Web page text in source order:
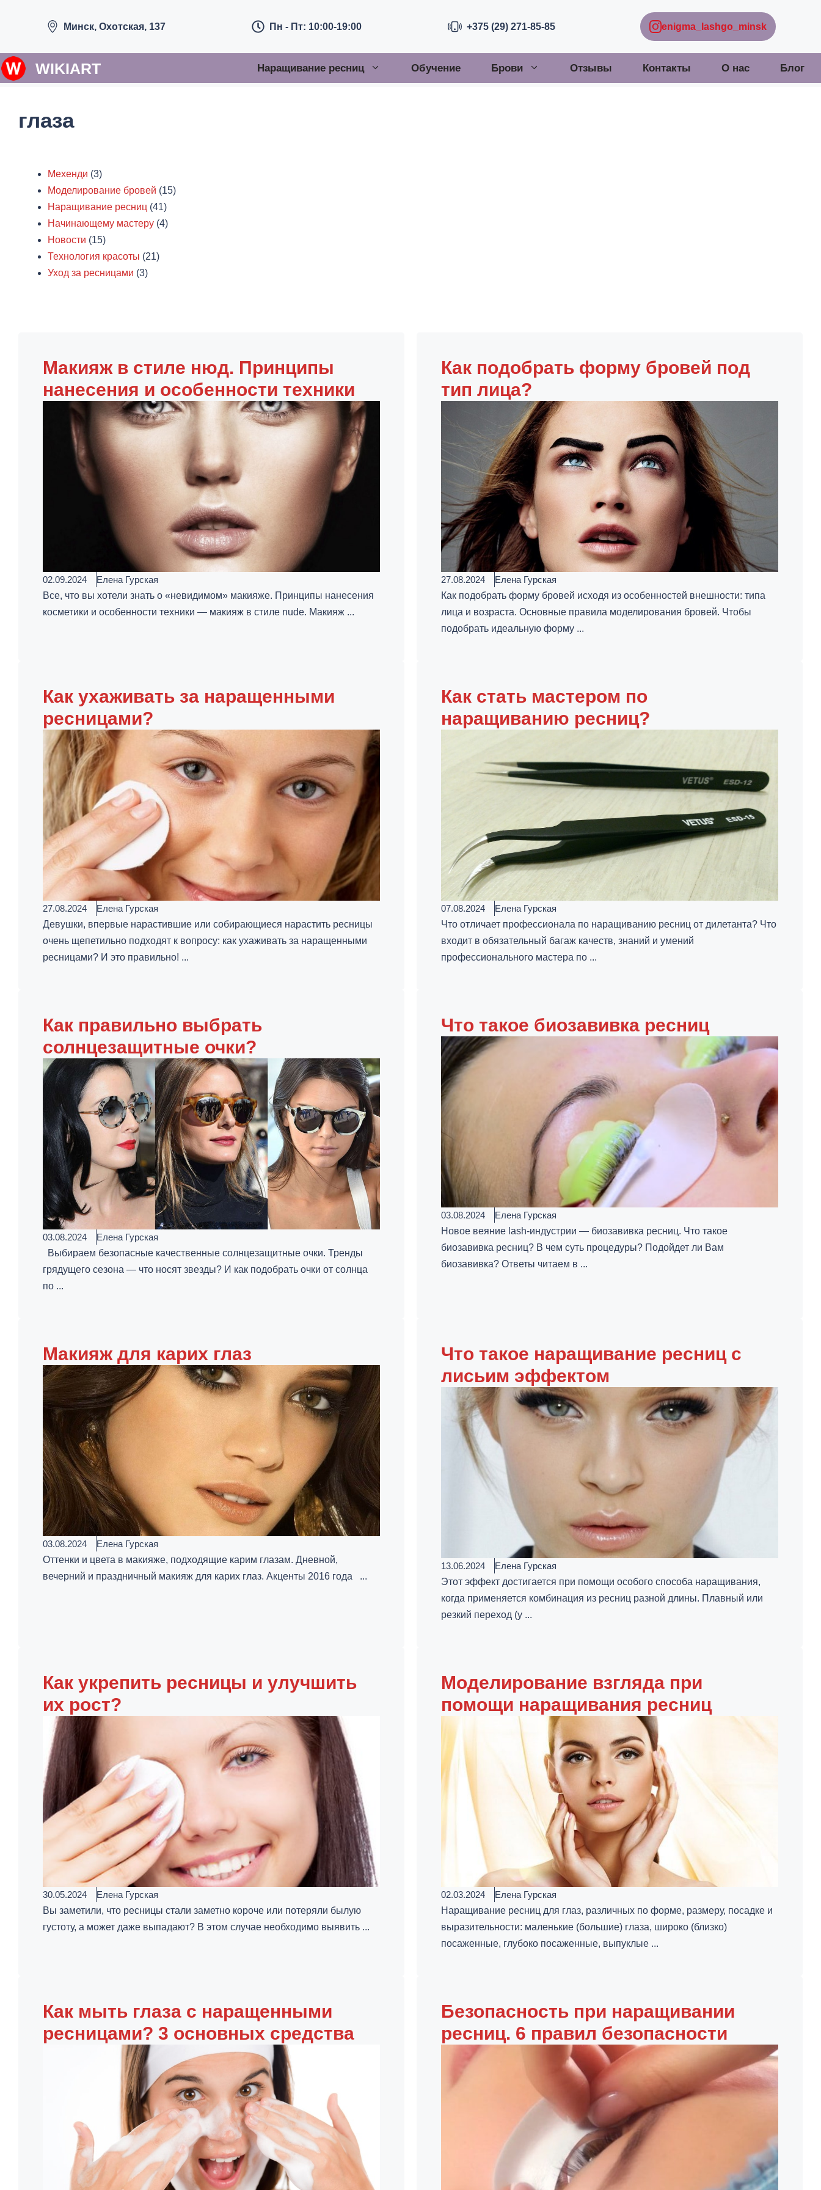
Минск, Охотская, 137 Пн - Пт: 10:00-19:00 +375 (29) 271-85-85 enigma_lashgo_minsk
WIKIART Наращивание ресниц Обучение Брови Отзывы Контакты О нас Блог
глаза
Мехенди (3)
Моделирование бровей (15)
Наращивание ресниц (41)
Начинающему мастеру (4)
Новости (15)
Технология красоты (21)
Уход за ресницами (3)
Макияж в стиле нюд. Принципы
нанесения и особенности техники
02.09.2024
Елена Гурская
Все, что вы хотели знать о «невидимом» макияже. Принципы нанесения
косметики и особенности техники — макияж в стиле nude. Макияж ...
Как подобрать форму бровей под
тип лица?
27.08.2024
Елена Гурская
Как подобрать форму бровей исходя из особенностей внешности: типа
лица и возраста. Основные правила моделирования бровей. Чтобы
подобрать идеальную форму ...
Как ухаживать за наращенными
ресницами?
27.08.2024
Елена Гурская
Девушки, впервые нарастившие или собирающиеся нарастить ресницы
очень щепетильно подходят к вопросу: как ухаживать за наращенными
ресницами? И это правильно! ...
Как стать мастером по
наращиванию ресниц?
07.08.2024
Елена Гурская
Что отличает профессионала по наращиванию ресниц от дилетанта? Что
входит в обязательный багаж качеств, знаний и умений
профессионального мастера по ...
Как правильно выбрать
солнцезащитные очки?
03.08.2024
Елена Гурская
Выбираем безопасные качественные солнцезащитные очки. Тренды
грядущего сезона — что носят звезды? И как подобрать очки от солнца
по ...
Что такое биозавивка ресниц
03.08.2024
Елена Гурская
Новое веяние lash-индустрии — биозавивка ресниц. Что такое
биозавивка ресниц? В чем суть процедуры? Подойдет ли Вам
биозавивка? Ответы читаем в ...
Макияж для карих глаз
03.08.2024
Елена Гурская
Оттенки и цвета в макияже, подходящие карим глазам. Дневной,
вечерний и праздничный макияж для карих глаз. Акценты 2016 года ...
Что такое наращивание ресниц с
лисьим эффектом
13.06.2024
Елена Гурская
Этот эффект достигается при помощи особого способа наращивания,
когда применяется комбинация из ресниц разной длины. Плавный или
резкий переход (у ...
Как укрепить ресницы и улучшить
их рост?
30.05.2024
Елена Гурская
Вы заметили, что ресницы стали заметно короче или потеряли былую
густоту, а может даже выпадают? В этом случае необходимо выявить ...
Моделирование взгляда при
помощи наращивания ресниц
02.03.2024
Елена Гурская
Наращивание ресниц для глаз, различных по форме, размеру, посадке и
выразительности: маленькие (большие) глаза, широко (близко)
посаженные, глубоко посаженные, выпуклые ...
Как мыть глаза с наращенными
ресницами? 3 основных средства
Безопасность при наращивании
ресниц. 6 правил безопасности